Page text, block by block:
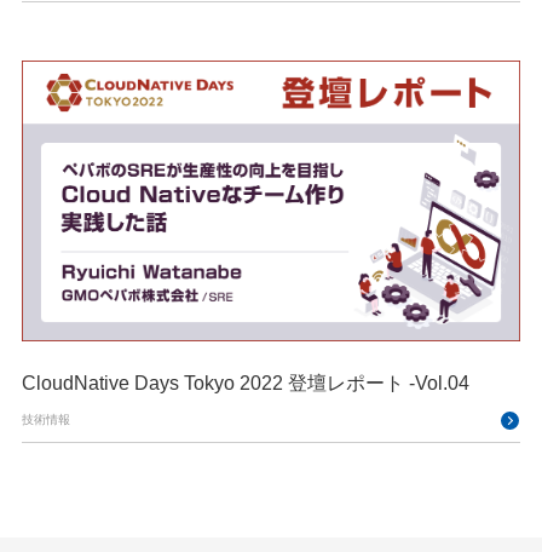
CloudNative Days Tokyo 2022 登壇レポート -Vol.04
技術情報